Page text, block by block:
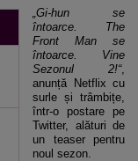
„Gi-hun se
întoarce. The
Front Man se
întoarce. Vine
Sezonul 2!“,
anunță Netflix cu
surle și trâmbițe,
într-o postare pe
Twitter, alături de
un teaser pentru
noul sezon.